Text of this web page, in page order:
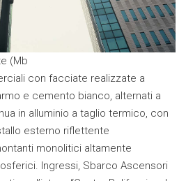
(Mb
con facciate realizzate a
e cemento bianco, alternati a
in alluminio a taglio termico, con
esterno riflettente
monolitici altamente
Ingressi, Sbarco Ascensori